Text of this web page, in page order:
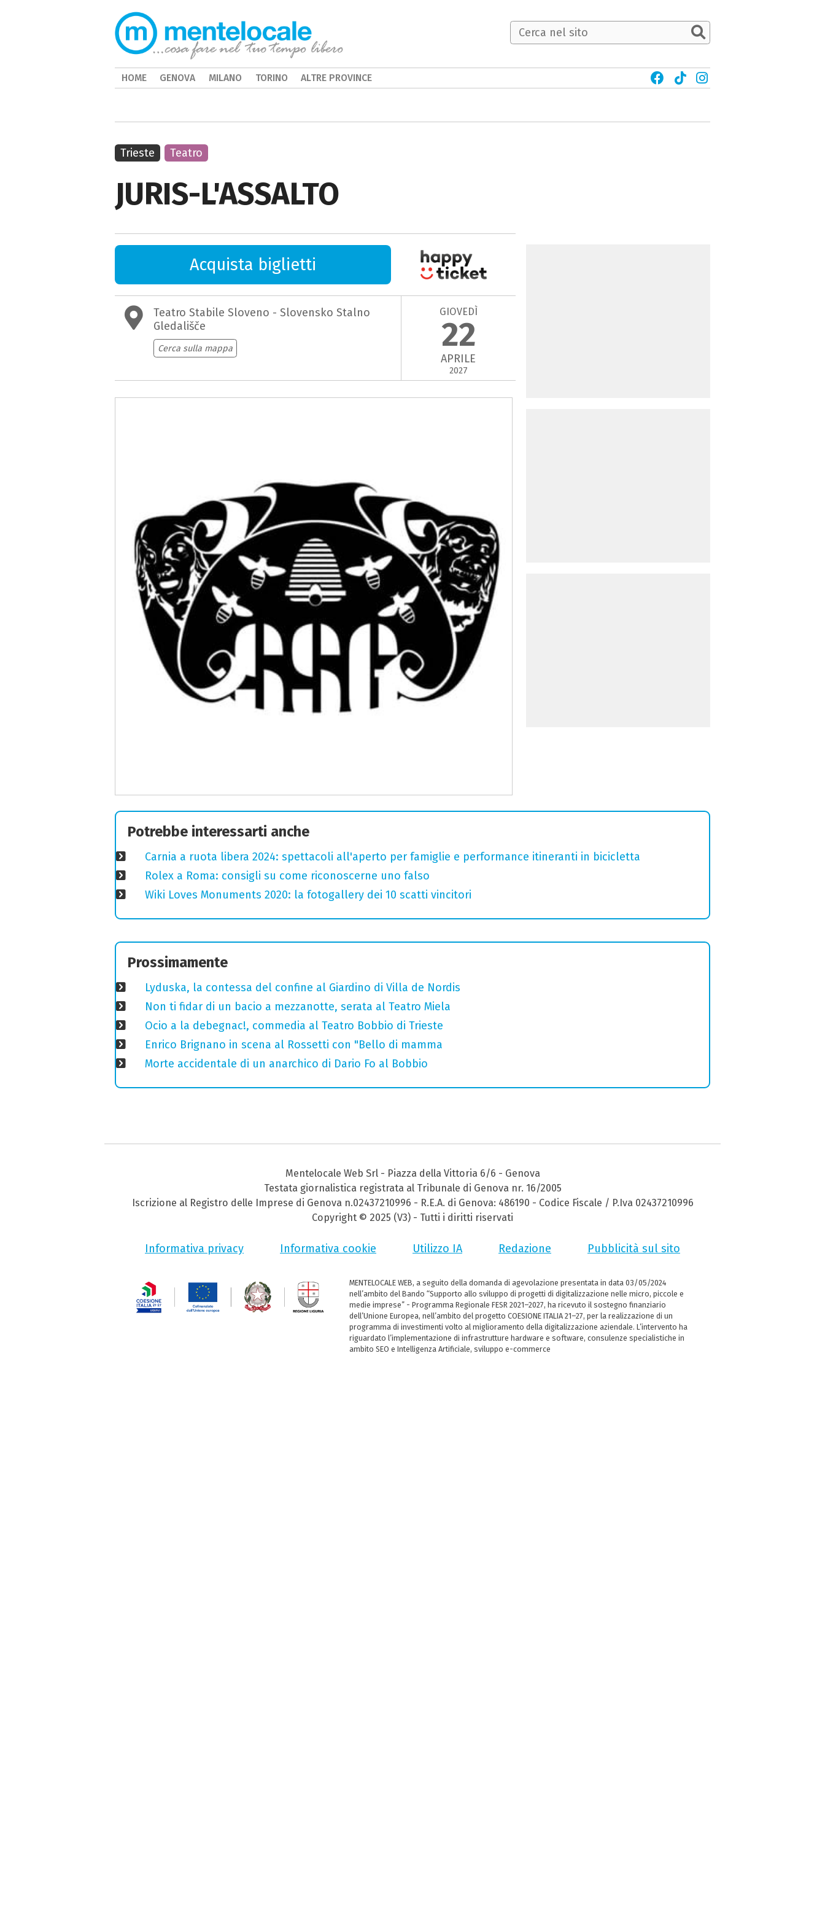
JURIS-L'ASSALTO
Acquista biglietti
Teatro Stabile Sloveno - Slovensko Stalno
Gledališče
Cerca sulla mappa
GIOVEDÌ
22
APRILE
2027
Trieste Teatro
Potrebbe interessarti anche
Carnia a ruota libera 2024: spettacoli all'aperto per famiglie e performance itineranti in bicicletta
Rolex a Roma: consigli su come riconoscerne uno falso
Wiki Loves Monuments 2020: la fotogallery dei 10 scatti vincitori
Prossimamente
Lyduska, la contessa del confine al Giardino di Villa de Nordis
Non ti fidar di un bacio a mezzanotte, serata al Teatro Miela
Ocio a la debegnac!, commedia al Teatro Bobbio di Trieste
Enrico Brignano in scena al Rossetti con "Bello di mamma
Morte accidentale di un anarchico di Dario Fo al Bobbio
HOME GENOVA MILANO TORINO ALTRE PROVINCE
Mentelocale Web Srl - Piazza della Vittoria 6/6 - Genova
Testata giornalistica registrata al Tribunale di Genova nr. 16/2005
Iscrizione al Registro delle Imprese di Genova n.02437210996 - R.E.A. di Genova: 486190 - Codice Fiscale / P.Iva 02437210996
Copyright © 2025 (V3) - Tutti i diritti riservati
Informativa privacy Informativa cookie Utilizzo IA Redazione Pubblicità sul sito
MENTELOCALE WEB, a seguito della domanda di agevolazione presentata in data 03/05/2024
nell’ambito del Bando “Supporto allo sviluppo di progetti di digitalizzazione nelle micro, piccole e
medie imprese” - Programma Regionale FESR 2021–2027, ha ricevuto il sostegno finanziario
dell’Unione Europea, nell’ambito del progetto COESIONE ITALIA 21–27, per la realizzazione di un
programma di investimenti volto al miglioramento della digitalizzazione aziendale. L’intervento ha
riguardato l’implementazione di infrastrutture hardware e software, consulenze specialistiche in
ambito SEO e Intelligenza Artificiale, sviluppo e-commerce